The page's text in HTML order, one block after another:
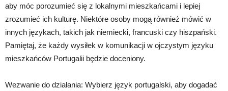
aby móc porozumieć się z lokalnymi mieszkańcami i lepiej
zrozumieć ich kulturę. Niektóre osoby mogą również mówić w
innych językach, takich jak niemiecki, francuski czy hiszpański.
Pamiętaj, że każdy wysiłek w komunikacji w ojczystym języku
mieszkańców Portugalii będzie doceniony.
Wezwanie do działania: Wybierz język portugalski, aby dogadać